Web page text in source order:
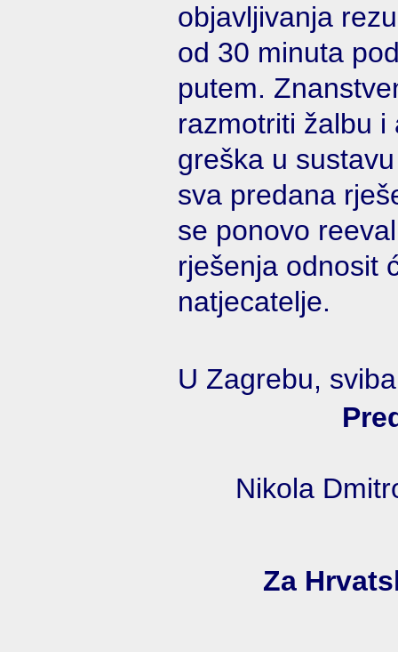
objavljivanja
od 30 minuta
putem.
razmotriti žalbu i
greška u
sva predana
se ponovo
rješenja odnosit
natjecatelje.
U Zagrebu,
Nikola
Za